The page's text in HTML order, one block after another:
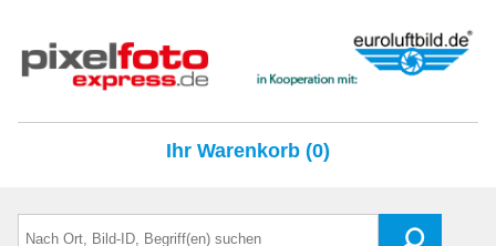
Ihr Warenkorb (0)